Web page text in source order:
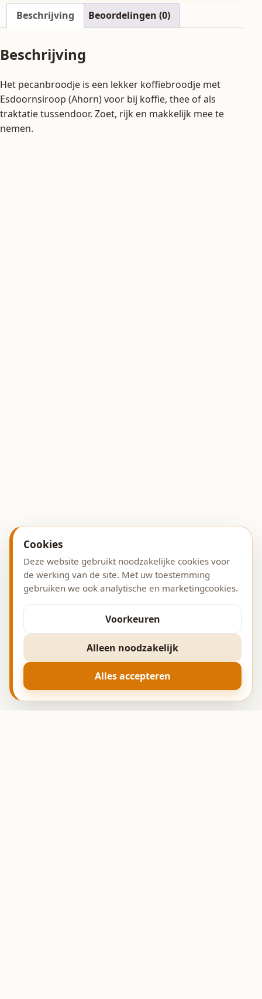
Beschrijving Beoordelingen (0)
Beschrijving
Het pecanbroodje is een lekker koffiebroodje met
Esdoornsiroop (Ahorn) voor bij koffie, thee of als
traktatie tussendoor. Zoet, rijk en makkelijk mee te
nemen.
Cookies
Deze website gebruikt noodzakelijke cookies voor
de werking van de site. Met uw toestemming
gebruiken we ook analytische en marketingcookies.
Voorkeuren
Alleen noodzakelijk
Alles accepteren